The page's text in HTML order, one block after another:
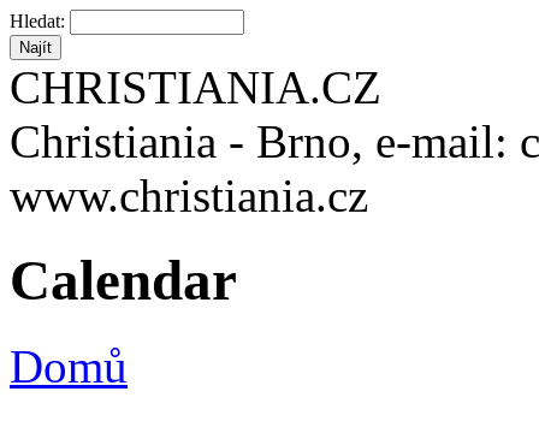
Hledat:
CHRISTIANIA.CZ
Christiania - Brno, e-mail:
www.christiania.cz
Calendar
Domů